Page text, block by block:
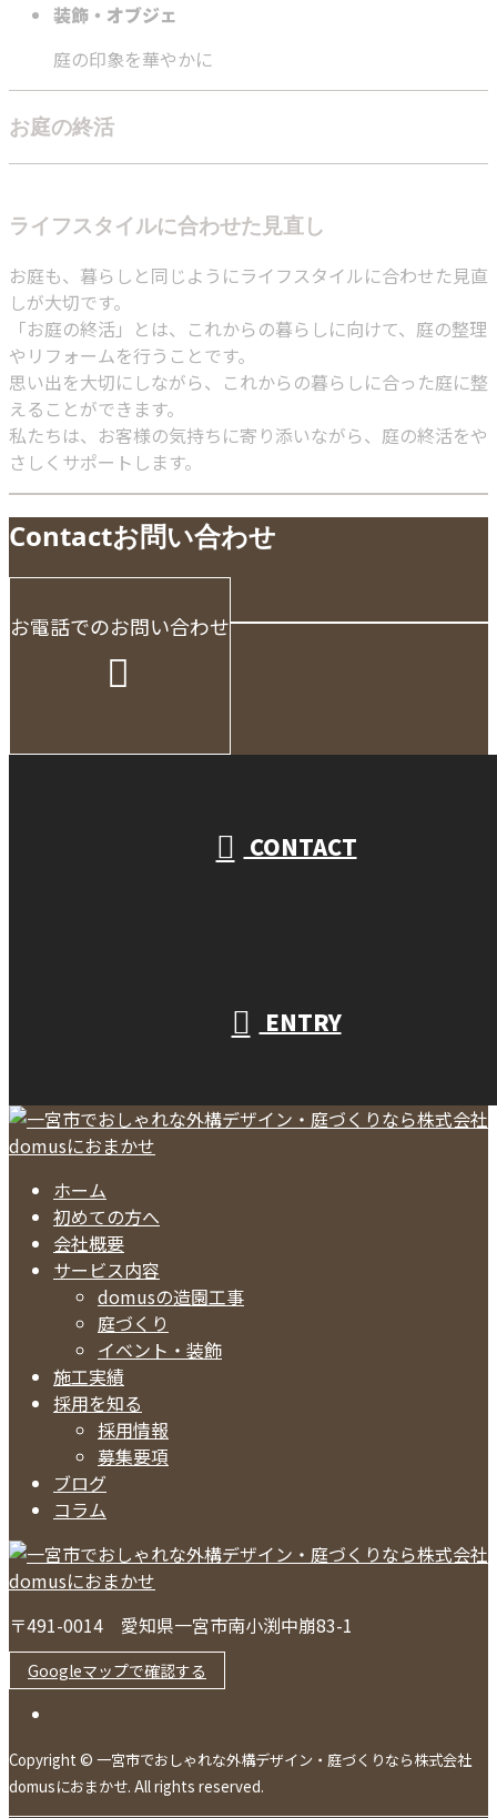
装飾・オブジェ
庭の印象を華やかに
お庭の終活
ライフスタイルに合わせた見直し
お庭も、暮らしと同じようにライフスタイルに合わせた見直
しが大切です。
「お庭の終活」とは、これからの暮らしに向けて、庭の整理
やリフォームを行うことです。
思い出を大切にしながら、これからの暮らしに合った庭に整
えることができます。
私たちは、お客様の気持ちに寄り添いながら、庭の終活をや
さしくサポートします。
Contactお問い合わせ
お電話でのお問い合わせ
CONTACT
ENTRY
ホーム
初めての方へ
会社概要
サービス内容
domusの造園工事
庭づくり
イベント・装飾
施工実績
採用を知る
採用情報
募集要項
ブログ
コラム
〒491-0014 愛知県一宮市南小渕中崩83-1
Googleマップで確認する
Copyright © 一宮市でおしゃれな外構デザイン・庭づくりなら株式会社
domusにおまかせ. All rights reserved.